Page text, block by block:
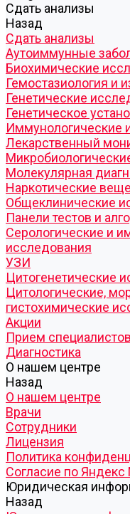
Cдать анализы
Назад
Cдать анализы
Аутоиммунные
Биохимические
Гемостазиология и
Генетические
Генетическое
Иммунологические
Лекарственный
Молекулярная
Наркотические
Общеклинические
Панели тестов и
Серологические и
исследования
УЗИ
Цитогенетические
Цитологические,
гистохимические
Акции
Прием специалистов
Диагностика
О нашем центре
Назад
О нашем центре
Врачи
Сотрудники
Лицензия
Политика
Согласие по Яндекс
Юридическая
Назад